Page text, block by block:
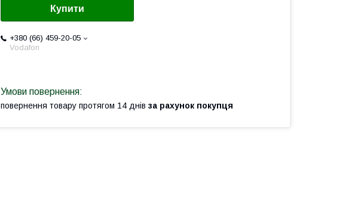
Купити
+380 (66) 459-20-05
Vodafon
повернення товару протягом 14 днів за рахунок покупця